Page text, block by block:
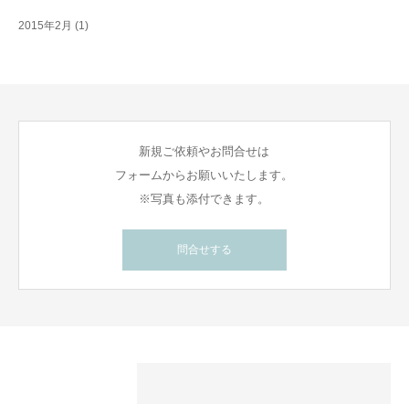
2015年2月 (1)
新規ご依頼やお問合せは
フォームからお願いいたします。
※写真も添付できます。
問合せする